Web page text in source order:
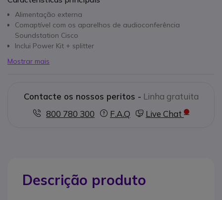
Alimentação externa
Comaptível com os aparelhos de audioconferência
Soundstation Cisco
Inclui Power Kit + splitter
Mostrar mais
Contacte os nossos peritos - Linha gratuita
800 780 300
F.A.Q Live Chat
Descrição produto